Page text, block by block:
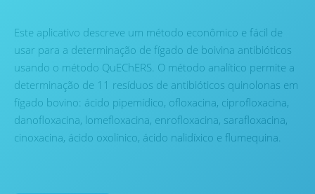
Este aplicativo descreve um método econômico e fácil de
usar para a determinação de fígado de boivina antibióticos
usando o método QuEChERS. O método analítico permite a
determinação de 11 resíduos de antibióticos quinolonas em
fígado bovino: ácido pipemídico, ofloxacina, ciprofloxacina,
danofloxacina, lomefloxacina, enrofloxacina, sarafloxacina,
cinoxacina, ácido oxolínico, ácido nalidíxico e flumequina.